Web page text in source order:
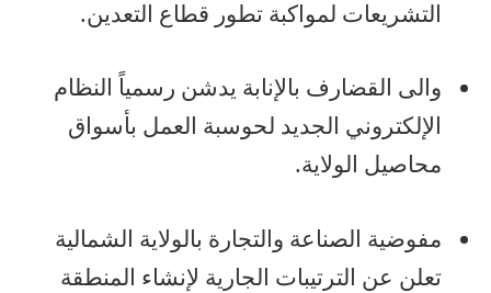
التشريعات لمواكبة تطور قطاع التعدين.
والى القضارف بالإنابة يدشن رسمياً النظام
الإلكتروني الجديد لحوسبة العمل بأسواق
محاصيل الولاية.
مفوضية الصناعة والتجارة بالولاية الشمالية
تعلن عن الترتيبات الجارية لإنشاء المنطقة